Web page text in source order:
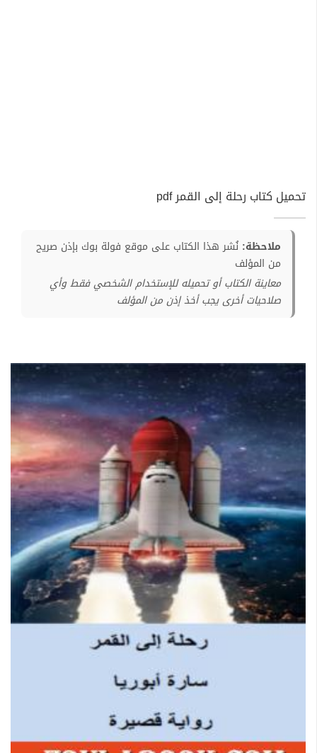
تحميل كتاب رحلة إلى القمر pdf
ملاحظة: نُشر هذا الكتاب على موقع فولة بوك بإذن صريح
من المؤلف
معاينة الكتاب أو تحميله للإستخدام الشخصي فقط وأي
صلاحيات أخرى يجب أخذ إذن من المؤلف